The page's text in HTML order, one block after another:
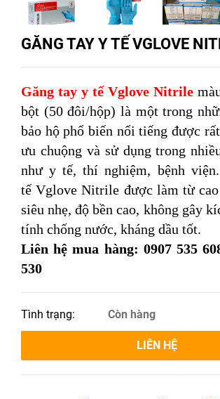
GĂNG TAY Y TẾ VGLOVE
Găng tay y tế Vglove Nitrile
bột (50 đôi/hộp) là một trong
bảo hộ phổ biến nổi tiếng được
ưu chuộng và sử dụng trong
như y tế, thí nghiệm, bệnh
tế Vglove Nitrile được làm từ cao
siêu nhẹ, độ bền cao, không gây
tính chống nước, kháng dầu tốt.
Liên hệ mua hàng: 0907 535
530
Tình trạng: Còn hàng
LIÊN HỆ